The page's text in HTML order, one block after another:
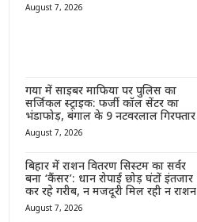
August 7, 2026
गया में साइबर माफिया पर पुलिस का
सर्जिकल स्ट्राइक: फर्जी कॉल सेंटर का
भंडाफोड़, बंगाल के 9 नटवरलाल गिरफ्तार
August 7, 2026
बिहार में राशन वितरण सिस्टम का सर्वर
बना ‘कैंसर’: धान रोपाई छोड़ घंटों इंतजार
कर रहे गरीब, न मजदूरी मिल रही न राशन
August 7, 2026